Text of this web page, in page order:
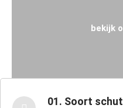
bekijk
01. Soort